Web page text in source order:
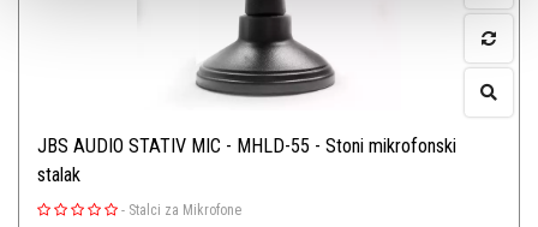
JBS AUDIO STATIV MIC - MHLD-55 - Stoni mikrofonski
stalak
- Stalci za Mikrofone